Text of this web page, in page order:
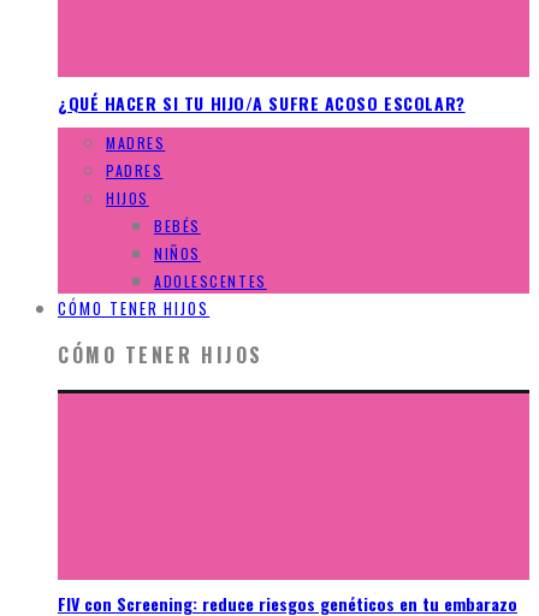
¿QUÉ HACER SI TU HIJO/A SUFRE ACOSO ESCOLAR?
MADRES
PADRES
HIJOS
BEBÉS
NIÑOS
ADOLESCENTES
CÓMO TENER HIJOS
CÓMO TENER HIJOS
FIV con Screening: reduce riesgos genéticos en tu embarazo